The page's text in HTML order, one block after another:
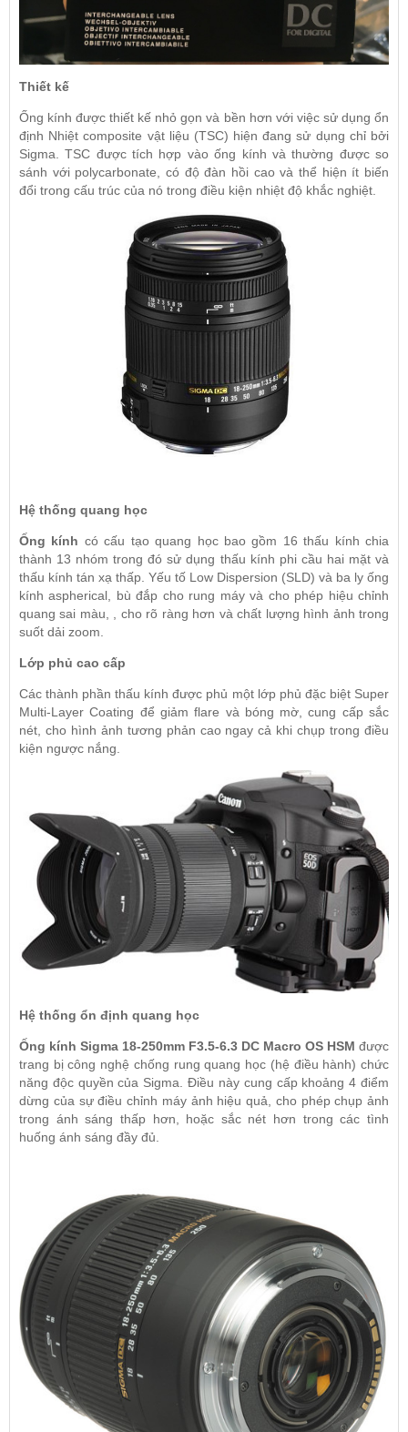
Thiết kế
Ống kính được thiết kế nhỏ gọn và bền hơn với việc sử dụng ổn
định Nhiệt composite vật liệu (TSC) hiện đang sử dụng chỉ bởi
Sigma. TSC được tích hợp vào ống kính và thường được so
sánh với polycarbonate, có độ đàn hồi cao và thể hiện ít biến
đổi trong cấu trúc của nó trong điều kiện nhiệt độ khắc nghiệt.
Hệ thống quang học
Ống kính có cấu tạo quang học bao gồm 16 thấu kính chia
thành 13 nhóm trong đó sử dụng thấu kính phi cầu hai mặt và
thấu kính tán xạ thấp. Yếu tố Low Dispersion (SLD) và ba ly ống
kính aspherical, bù đắp cho rung máy và cho phép hiệu chỉnh
quang sai màu, , cho rõ ràng hơn và chất lượng hình ảnh trong
suốt dải zoom.
Lớp phủ cao cấp
Các thành phần thấu kính được phủ một lớp phủ đặc biệt Super
Multi-Layer Coating để giảm flare và bóng mờ, cung cấp sắc
nét, cho hình ảnh tương phản cao ngay cả khi chụp trong điều
kiện ngược nắng.
Hệ thống ổn định quang học
Ống kính Sigma 18-250mm F3.5-6.3 DC Macro OS HSM được
trang bị công nghệ chống rung quang học (hệ điều hành) chức
năng độc quyền của Sigma. Điều này cung cấp khoảng 4 điểm
dừng của sự điều chỉnh máy ảnh hiệu quả, cho phép chụp ảnh
trong ánh sáng thấp hơn, hoặc sắc nét hơn trong các tình
huống ánh sáng đầy đủ.